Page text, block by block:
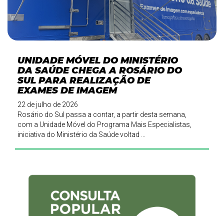
UNIDADE MÓVEL DO MINISTÉRIO
DA SAÚDE CHEGA A ROSÁRIO DO
SUL PARA REALIZAÇÃO DE
EXAMES DE IMAGEM
22 de julho de 2026
Rosário do Sul passa a contar, a partir desta semana,
com a Unidade Móvel do Programa Mais Especialistas,
iniciativa do Ministério da Saúde voltad ...